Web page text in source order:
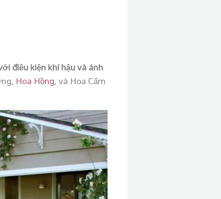
điều kiện khí hậu và ánh
Hoa Hồng, và Hoa Cẩm